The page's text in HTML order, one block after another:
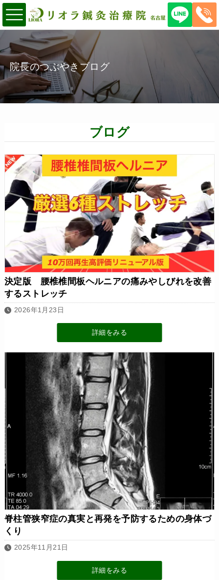
院長のつぶやきブログ
ブログ
決定版 腰椎椎間板ヘルニアの痛みやしびれを改善
するストレッチ
2026年1月23日
詳細をみる
脊柱管狭窄症の真実と再発を予防するための身体づ
くり
2025年11月21日
詳細をみる